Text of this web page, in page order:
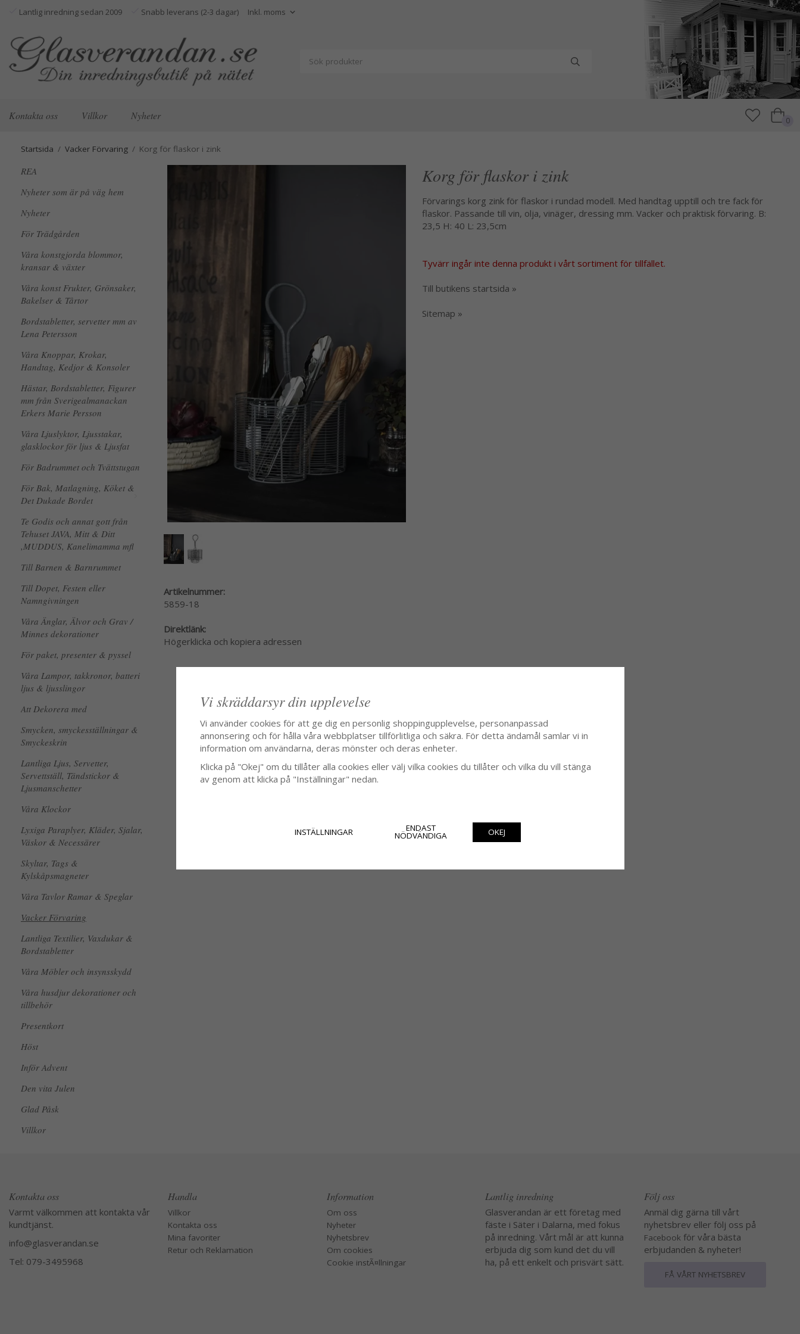
Lantlig inredning sedan 2009 Snabb leverans (2-3 dagar)
Kontakta oss Villkor Nyheter 0
Startsida / Vacker Förvaring / Korg för flaskor i zink
REA
Nyheter som är på väg hem
Nyheter
För Trädgården
Våra konstgjorda blommor,
kransar & växter
Våra konst Frukter, Grönsaker,
Bakelser & Tårtor
Bordstabletter, servetter mm av
Lena Petersson
Våra Knoppar, Krokar,
Handtag, Kedjor & Konsoler
Hästar, Bordstabletter, Figurer
mm från Sverigealmanackan
Erkers Marie Persson
Våra Ljuslyktor, Ljusstakar,
glasklockor för ljus & Ljusfat
För Badrummet och Tvättstugan
För Bak, Matlagning, Köket &
Det Dukade Bordet
Te Godis och annat gott från
Tehuset JAVA, Mitt & Ditt
,MUDDUS, Kanelimamma mfl
Till Barnen & Barnrummet
Till Dopet, Festen eller
Namngivningen
Våra Änglar, Älvor och Grav /
Minnes dekorationer
För paket, presenter & pyssel
Våra Lampor, takkronor, batteri
ljus & ljusslingor
Att Dekorera med
Smycken, smyckesställningar &
Smyckeskrin
Lantliga Ljus, Servetter,
Servettställ, Tändstickor &
Ljusmanschetter
Våra Klockor
Lyxiga Paraplyer, Kläder, Sjalar,
Väskor & Necessärer
Skyltar, Tags &
Kylskåpsmagneter
Våra Tavlor Ramar & Speglar
Vacker Förvaring
Lantliga Textilier, Vaxdukar &
Bordstabletter
Våra Möbler och insynsskydd
Våra husdjur dekorationer och
tillbehör
Presentkort
Höst
Inför Advent
Den vita Julen
Glad Påsk
Villkor
Korg för flaskor i zink
Förvarings korg zink för flaskor i rundad modell. Med handtag upptill och tre fack för
flaskor. Passande till vin, olja, vinäger, dressing mm. Vacker och praktisk förvaring. B:
23,5 H: 40 L: 23,5cm
Tyvärr ingår inte denna produkt i vårt sortiment för tillfället.
Till butikens startsida »
Sitemap »
Artikelnummer:
5859-18
Direktlänk:
Högerklicka och kopiera adressen
Kontakta oss
Varmt välkommen att kontakta vår
kundtjänst.
info@glasverandan.se
Tel: 079-3495968
Handla
Villkor
Kontakta oss
Mina favoriter
Retur och Reklamation
Information
Om oss
Nyheter
Nyhetsbrev
Om cookies
Cookie instÃ¤llningar
Lantlig inredning
Glasverandan är ett företag med
fäste i Säter i Dalarna, med fokus
på inredning. Vårt mål är att kunna
erbjuda dig som kund det du vill
ha, på ett enkelt och prisvärt sätt.
Följ oss
Anmäl dig gärna till vårt
nyhetsbrev eller följ oss på
Facebook för våra bästa
erbjudanden & nyheter!
FÅ VÅRT NYHETSBREV
Vi skräddarsyr din upplevelse
Vi använder cookies för att ge dig en personlig shoppingupplevelse, personanpassad
annonsering och för hålla våra webbplatser tillförlitliga och säkra. För detta ändamål samlar vi in
information om användarna, deras mönster och deras enheter.
Klicka på "Okej" om du tillåter alla cookies eller välj vilka cookies du tillåter och vilka du vill stänga
av genom att klicka på "Inställningar" nedan.
INSTÄLLNINGAR ENDAST
NÖDVÄNDIGA OKEJ